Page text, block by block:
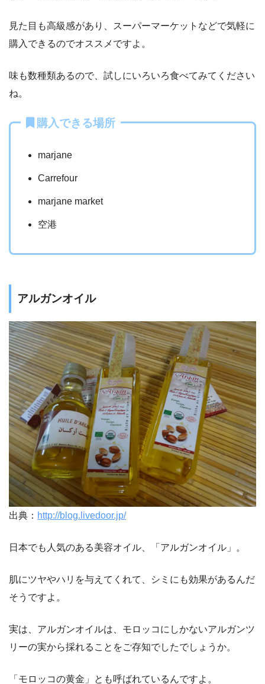
見た目も高級感があり、スーパーマーケットなどで気軽に
購入できるのでオススメですよ。
味も数種類あるので、試しにいろいろ食べてみてください
ね。
購入できる場所
marjane
Carrefour
marjane market
空港
アルガンオイル
出典： http://blog.livedoor.jp/
日本でも人気のある美容オイル、「アルガンオイル」。
肌にツヤやハリを与えてくれて、シミにも効果があるんだ
そうですよ。
実は、アルガンオイルは、モロッコにしかないアルガンツ
リーの実から採れることをご存知でしたでしょうか。
「モロッコの黄金」とも呼ばれているんですよ。